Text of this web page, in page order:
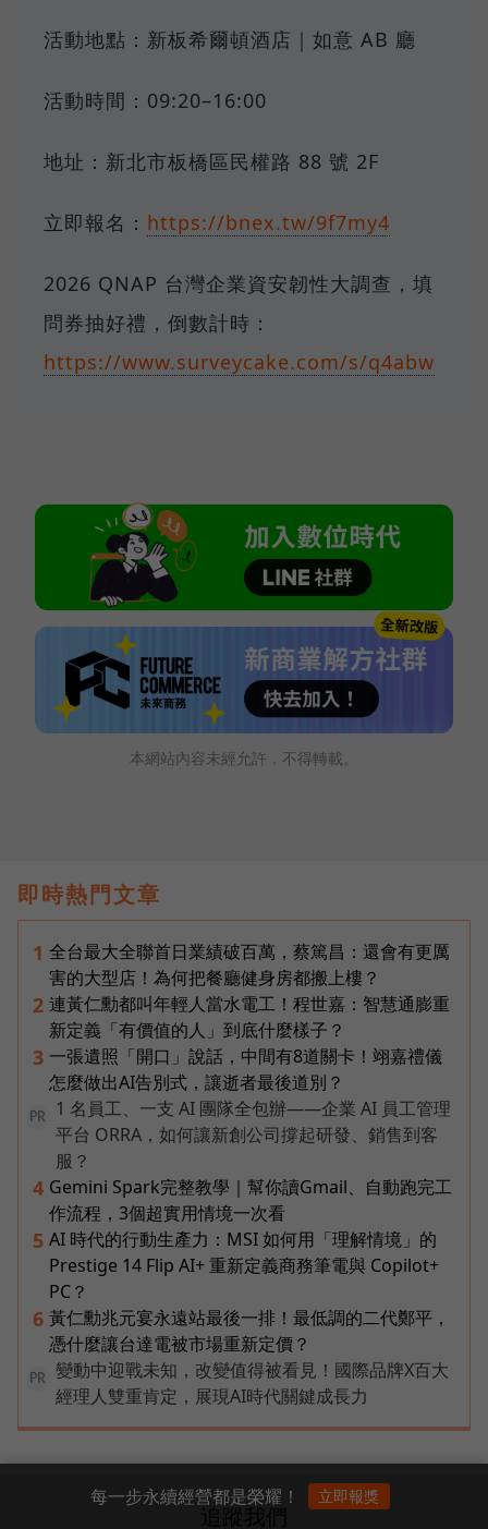
活動地點：新板希爾頓酒店｜如意 AB 廳
活動時間：09:20–16:00
地址：新北市板橋區民權路 88 號 2F
立即報名： https://bnex.tw/9f7my4
2026 QNAP 台灣企業資安韌性大調查，填
問券抽好禮，倒數計時：
https://www.surveycake.com/s/q4abw
本網站內容未經允許，不得轉載。
即時熱門文章
1 全台最大全聯首日業績破百萬，蔡篤昌：還會有更厲
害的大型店！為何把餐廳健身房都搬上樓？
2 連黃仁勳都叫年輕人當水電工！程世嘉：智慧通膨重
新定義「有價值的人」到底什麼樣子？
3 一張遺照「開口」說話，中間有8道關卡！翊嘉禮儀
怎麼做出AI告別式，讓逝者最後道別？
PR
1 名員工、一支 AI 團隊全包辦——企業 AI 員工管理
平台 ORRA，如何讓新創公司撐起研發、銷售到客
服？
4 Gemini Spark完整教學｜幫你讀Gmail、自動跑完工
作流程，3個超實用情境一次看
5 AI 時代的行動生產力：MSI 如何用「理解情境」的
Prestige 14 Flip AI+ 重新定義商務筆電與 Copilot+
PC？
6 黃仁勳兆元宴永遠站最後一排！最低調的二代鄭平，
憑什麼讓台達電被市場重新定價？
PR
變動中迎戰未知，改變值得被看見！國際品牌X百大
經理人雙重肯定，展現AI時代關鍵成長力
追蹤我們
每一步永續經營都是榮耀！ 立即報獎